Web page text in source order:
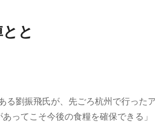
と
る劉振飛氏が、先ごろ杭州で行った
ってこそ今後の食糧を確保できる」